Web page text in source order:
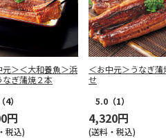
元＞＜大和養魚＞浜
なぎ蒲焼２本
（4）
円
税込)
＜お中元＞うなぎ蒲
せ
5.0 （1）
4,320円
(送料・税込)